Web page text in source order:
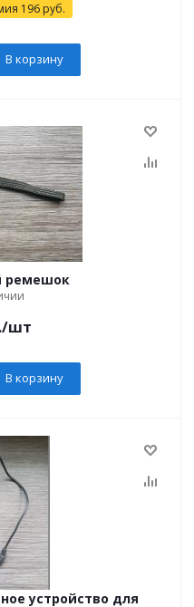
196 руб.
В корзину
ремешок
/шт
В корзину
устройство для